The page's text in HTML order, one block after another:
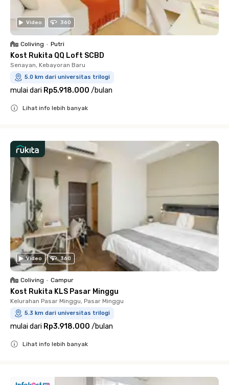
Video 360
Coliving • Putri
Kost Rukita QQ Loft SCBD
Senayan, Kebayoran Baru
5.0 km dari universitas trilogi
mulai dari Rp5.918.000 /bulan
Lihat info lebih banyak
Video 360
Coliving • Campur
Kost Rukita KLS Pasar Minggu
Kelurahan Pasar Minggu, Pasar Minggu
5.3 km dari universitas trilogi
mulai dari Rp3.918.000 /bulan
Lihat info lebih banyak